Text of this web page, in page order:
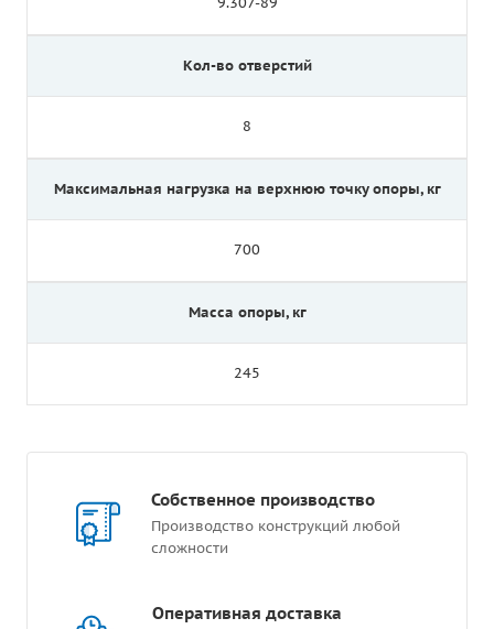
Кол-во отверстий
8
Максимальная нагрузка на верхнюю точку опоры, кг
700
Масса опоры, кг
245
Собственное производство
Производство конструкций любой
сложности
Оперативная доставка